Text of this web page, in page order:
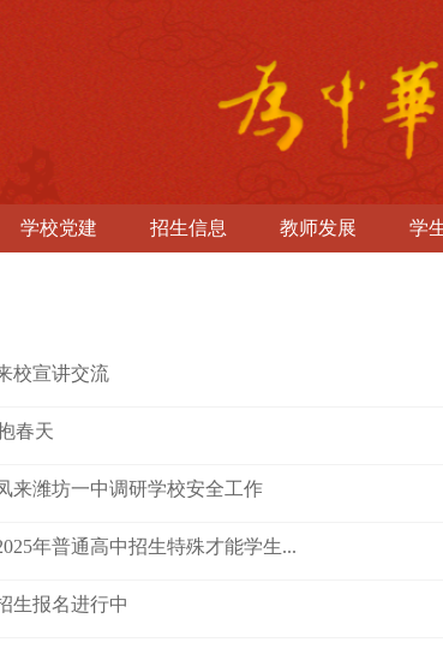
学校党建 招生信息 教师发展 学
校宣讲交流
春天
来潍坊一中调研学校安全工作
年普通高中招生特殊才能学生...
生报名进行中